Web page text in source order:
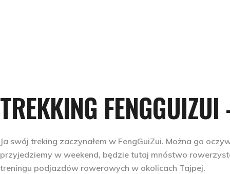
TREKKING
Ja swój treking zaczynałem w FengGuiZui. Można go
przyjedziemy w weekend, będzie tutaj mnóstwo
treningu podjazdów rowerowych w okolicach Tajpej.